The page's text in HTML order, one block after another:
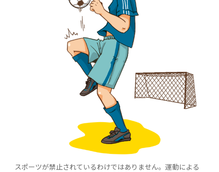
スポーツが禁止されているわけではありません。運動による